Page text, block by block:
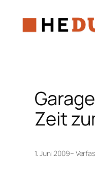
Inhalt
springen
Zeit
1. Juni 2009–